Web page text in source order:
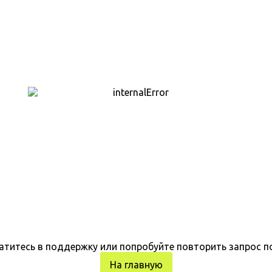
в поддержку или попробуйте повторить запрос
На главную